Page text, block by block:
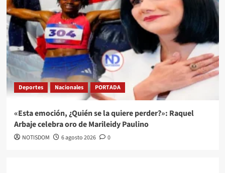
Deportes Nacionales PORTADA
«Esta emoción, ¿Quién se la quiere perder?»: Raquel
Arbaje celebra oro de Marileidy Paulino
NOTISDOM 6 agosto 2026 0